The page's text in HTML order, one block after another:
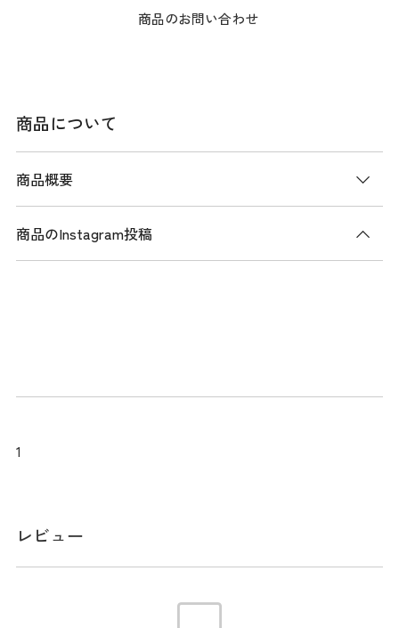
商品のお問い合わせ
商品について
商品概要
商品説明
す。 トレンドのワイドショートパンツ型で、動きやすさを重
メーカー品番：THMA508
裾幅:29.2cm / ウエスト:76.0cm / ヒップ:103.0cm / ワタ
商品のInstagram投稿
1
レビュー